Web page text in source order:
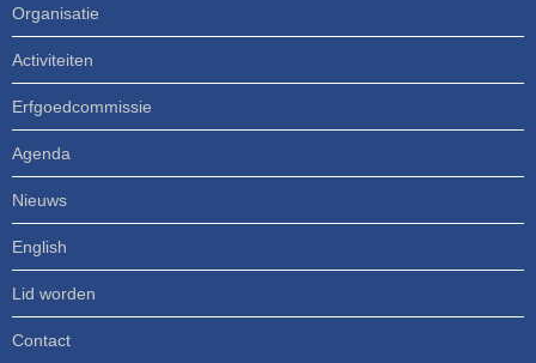
Organisatie
Activiteiten
Erfgoedcommissie
Agenda
Nieuws
English
Lid worden
Contact